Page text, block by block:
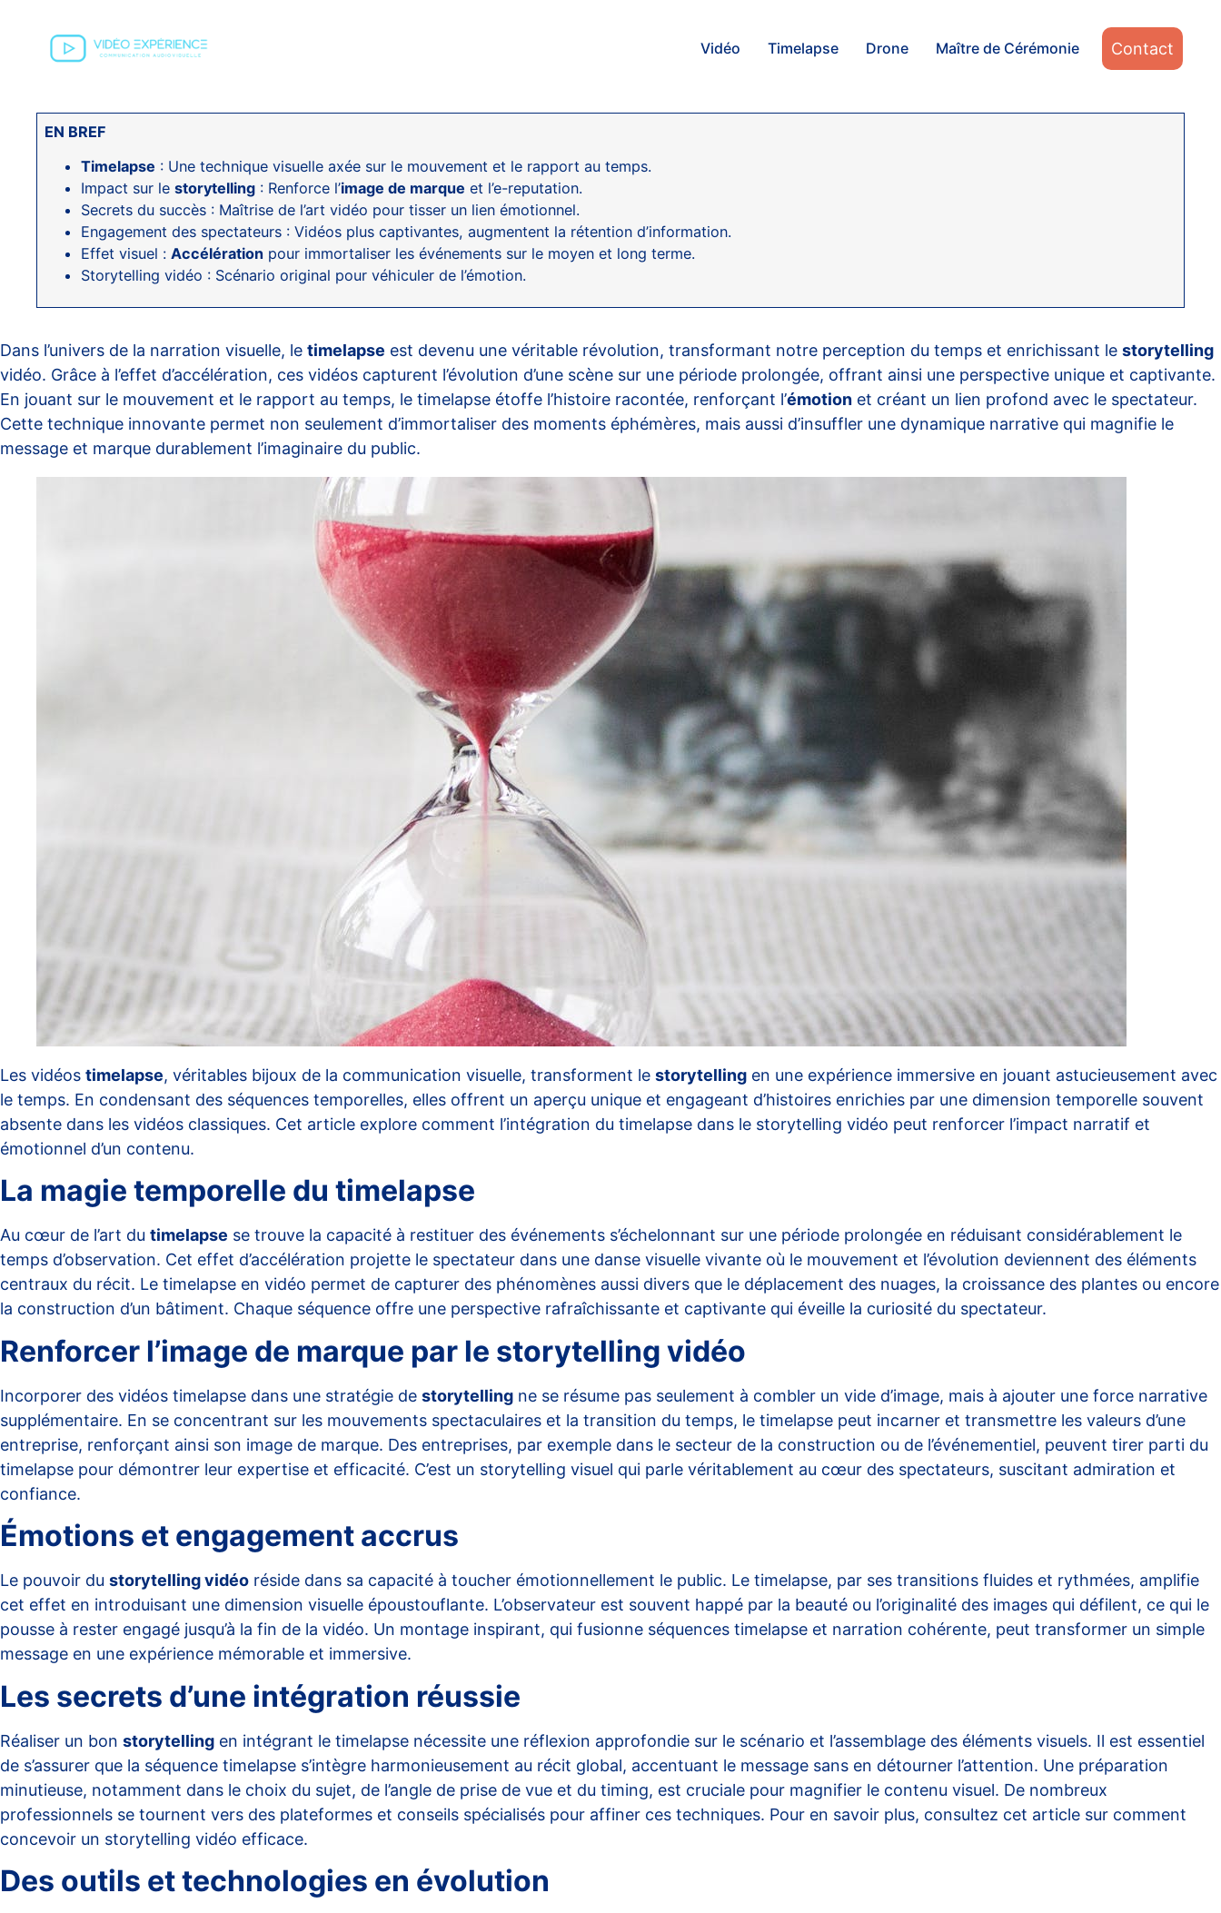
Vidéo Timelapse Drone Maître de Cérémonie Contact
EN BREF
Timelapse : Une technique visuelle axée sur le mouvement et le rapport au temps.
Impact sur lestorytelling : Renforce l’image de marque et l’e-reputation.
Secrets du succès : Maîtrise de l’art vidéo pour tisser un lien émotionnel.
Engagement des spectateurs : Vidéos plus captivantes, augmentent la rétention d’information.
Effet visuel :Accélération pour immortaliser les événements sur le moyen et long terme.
Storytelling vidéo : Scénario original pour véhiculer de l’émotion.
Dans l’univers de la narration visuelle, le timelapse est devenu une véritable révolution, transformant notre perception du temps et enrichissant le storytelling
vidéo. Grâce à l’effet d’accélération, ces vidéos capturent l’évolution d’une scène sur une période prolongée, offrant ainsi une perspective unique et captivante.
En jouant sur le mouvement et le rapport au temps, le timelapse étoffe l’histoire racontée, renforçant l’émotion et créant un lien profond avec le spectateur.
Cette technique innovante permet non seulement d’immortaliser des moments éphémères, mais aussi d’insuffler une dynamique narrative qui magnifie le
message et marque durablement l’imaginaire du public.
Les vidéos timelapse, véritables bijoux de la communication visuelle, transforment le storytelling en une expérience immersive en jouant astucieusement avec
le temps. En condensant des séquences temporelles, elles offrent un aperçu unique et engageant d’histoires enrichies par une dimension temporelle souvent
absente dans les vidéos classiques. Cet article explore comment l’intégration du timelapse dans le storytelling vidéo peut renforcer l’impact narratif et
émotionnel d’un contenu.
La magie temporelle du timelapse
Au cœur de l’art du timelapse se trouve la capacité à restituer des événements s’échelonnant sur une période prolongée en réduisant considérablement le
temps d’observation. Cet effet d’accélération projette le spectateur dans une danse visuelle vivante où le mouvement et l’évolution deviennent des éléments
centraux du récit. Le timelapse en vidéo permet de capturer des phénomènes aussi divers que le déplacement des nuages, la croissance des plantes ou encore
la construction d’un bâtiment. Chaque séquence offre une perspective rafraîchissante et captivante qui éveille la curiosité du spectateur.
Renforcer l’image de marque par le storytelling vidéo
Incorporer des vidéos timelapse dans une stratégie de storytelling ne se résume pas seulement à combler un vide d’image, mais à ajouter une force narrative
supplémentaire. En se concentrant sur les mouvements spectaculaires et la transition du temps, le timelapse peut incarner et transmettre les valeurs d’une
entreprise, renforçant ainsi son image de marque. Des entreprises, par exemple dans le secteur de la construction ou de l’événementiel, peuvent tirer parti du
timelapse pour démontrer leur expertise et efficacité. C’est un storytelling visuel qui parle véritablement au cœur des spectateurs, suscitant admiration et
confiance.
Émotions et engagement accrus
Le pouvoir du storytelling vidéo réside dans sa capacité à toucher émotionnellement le public. Le timelapse, par ses transitions fluides et rythmées, amplifie
cet effet en introduisant une dimension visuelle époustouflante. L’observateur est souvent happé par la beauté ou l’originalité des images qui défilent, ce qui le
pousse à rester engagé jusqu’à la fin de la vidéo. Un montage inspirant, qui fusionne séquences timelapse et narration cohérente, peut transformer un simple
message en une expérience mémorable et immersive.
Les secrets d’une intégration réussie
Réaliser un bon storytelling en intégrant le timelapse nécessite une réflexion approfondie sur le scénario et l’assemblage des éléments visuels. Il est essentiel
de s’assurer que la séquence timelapse s’intègre harmonieusement au récit global, accentuant le message sans en détourner l’attention. Une préparation
minutieuse, notamment dans le choix du sujet, de l’angle de prise de vue et du timing, est cruciale pour magnifier le contenu visuel. De nombreux
professionnels se tournent vers des plateformes et conseils spécialisés pour affiner ces techniques. Pour en savoir plus, consultez cet article sur comment
concevoir un storytelling vidéo efficace.
Des outils et technologies en évolution